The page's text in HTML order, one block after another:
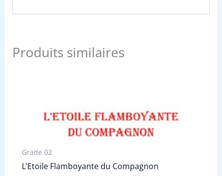
Produits similaires
Grade 02
L’Etoile Flamboyante du Compagnon